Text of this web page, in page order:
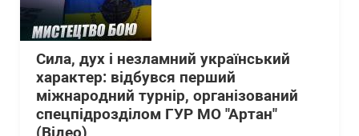
Сила, дух і незламний український
характер: відбувся перший
міжнародний турнір, організований
спецпідрозділом ГУР МО "Артан"